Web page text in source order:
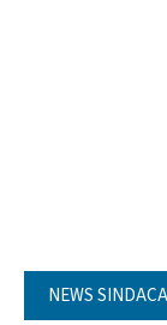
NEWS